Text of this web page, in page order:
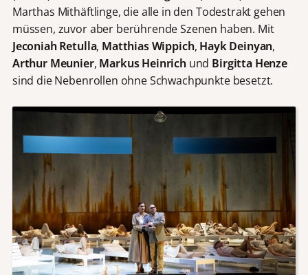
Marthas Mithäftlinge, die alle in den Todestrakt gehen
müssen, zuvor aber berührende Szenen haben. Mit
Jeconiah Retulla, Matthias Wippich, Hayk Deinyan,
Arthur Meunier, Markus Heinrichund Birgitta Henze
sind die Nebenrollen ohne Schwachpunkte besetzt.